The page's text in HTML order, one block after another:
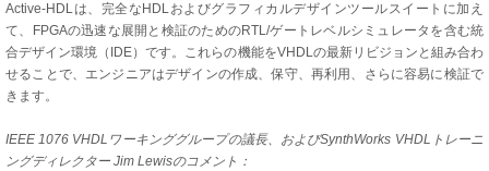
Active-HDLは、完全なHDLおよびグラフィカルデザインツールスイートに加え
て、FPGAの迅速な展開と検証のためのRTL/ゲートレベルシミュレータを含む統
合デザイン環境（IDE）です。これらの機能をVHDLの最新リビジョンと組み合わ
せることで、エンジニアはデザインの作成、保守、再利用、さらに容易に検証で
きます。
IEEE 1076 VHDLワーキンググループの議長、およびSynthWorks VHDLトレーニ
ングディレクター Jim Lewisのコメント：